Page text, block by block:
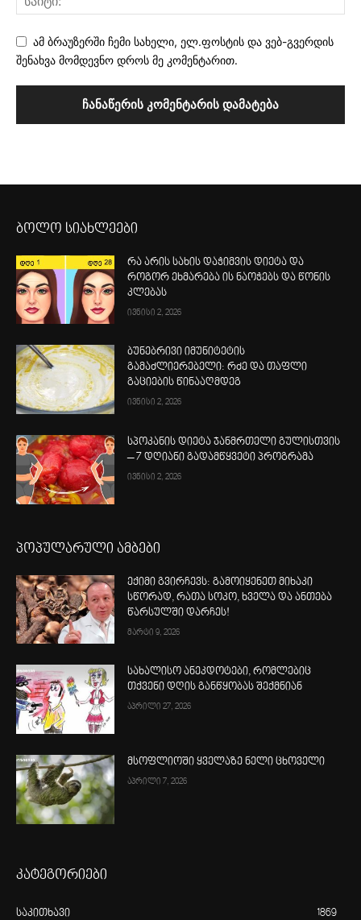
ამ ბრაუზერში ჩემი სახელი, ელ.ფოსტის და ვებ-გვერდის
შენახვა მომდევნო დროს მე კომენტარით.
ბოლო სიახლეები
რა არის სახის დაჭიმვის დიეტა და
როგორ ეხმარება ის ნაოჭებს და წონის
კლებას
ივნისი 2, 2026
ბუნებრივი იმუნიტეტის
გამაძლიერებელი: რძე და თაფლი
გაციების წინააღმდეგ
ივნისი 2, 2026
სპოკანის დიეტა ჯანმრთელი გულისთვის
– 7 დღიანი გადამწყვეტი პროგრამა
ივნისი 2, 2026
პოპულარული ამბები
ექიმი გვირჩევს: გამოიყენეთ მიხაკი
სწორად, რათა სოკო, ხველა და ანთება
წარსულში დარჩეს!
მარტი 9, 2026
სახალისო ანეკდოტები, რომლებიც
თქვენი დღის განწყობას შექმნიან
აპრილი 27, 2026
მსოფლიოში ყველაზე ნელი ცხოველი
აპრილი 7, 2026
კატეგორიები
საკითხავი 1869